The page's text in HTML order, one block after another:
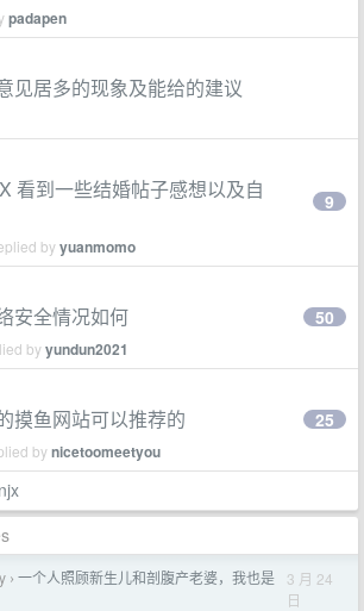
padapen
见居多的现象及能给的建议
看到一些结婚帖子感想以及自
byyuanmomo
9
安全情况如何
byyundun2021
50
摸鱼网站可以推荐的
bynicetoomeetyou
25
› 一个人照顾新生儿和剖腹产老婆，我也是
3 月 24
日